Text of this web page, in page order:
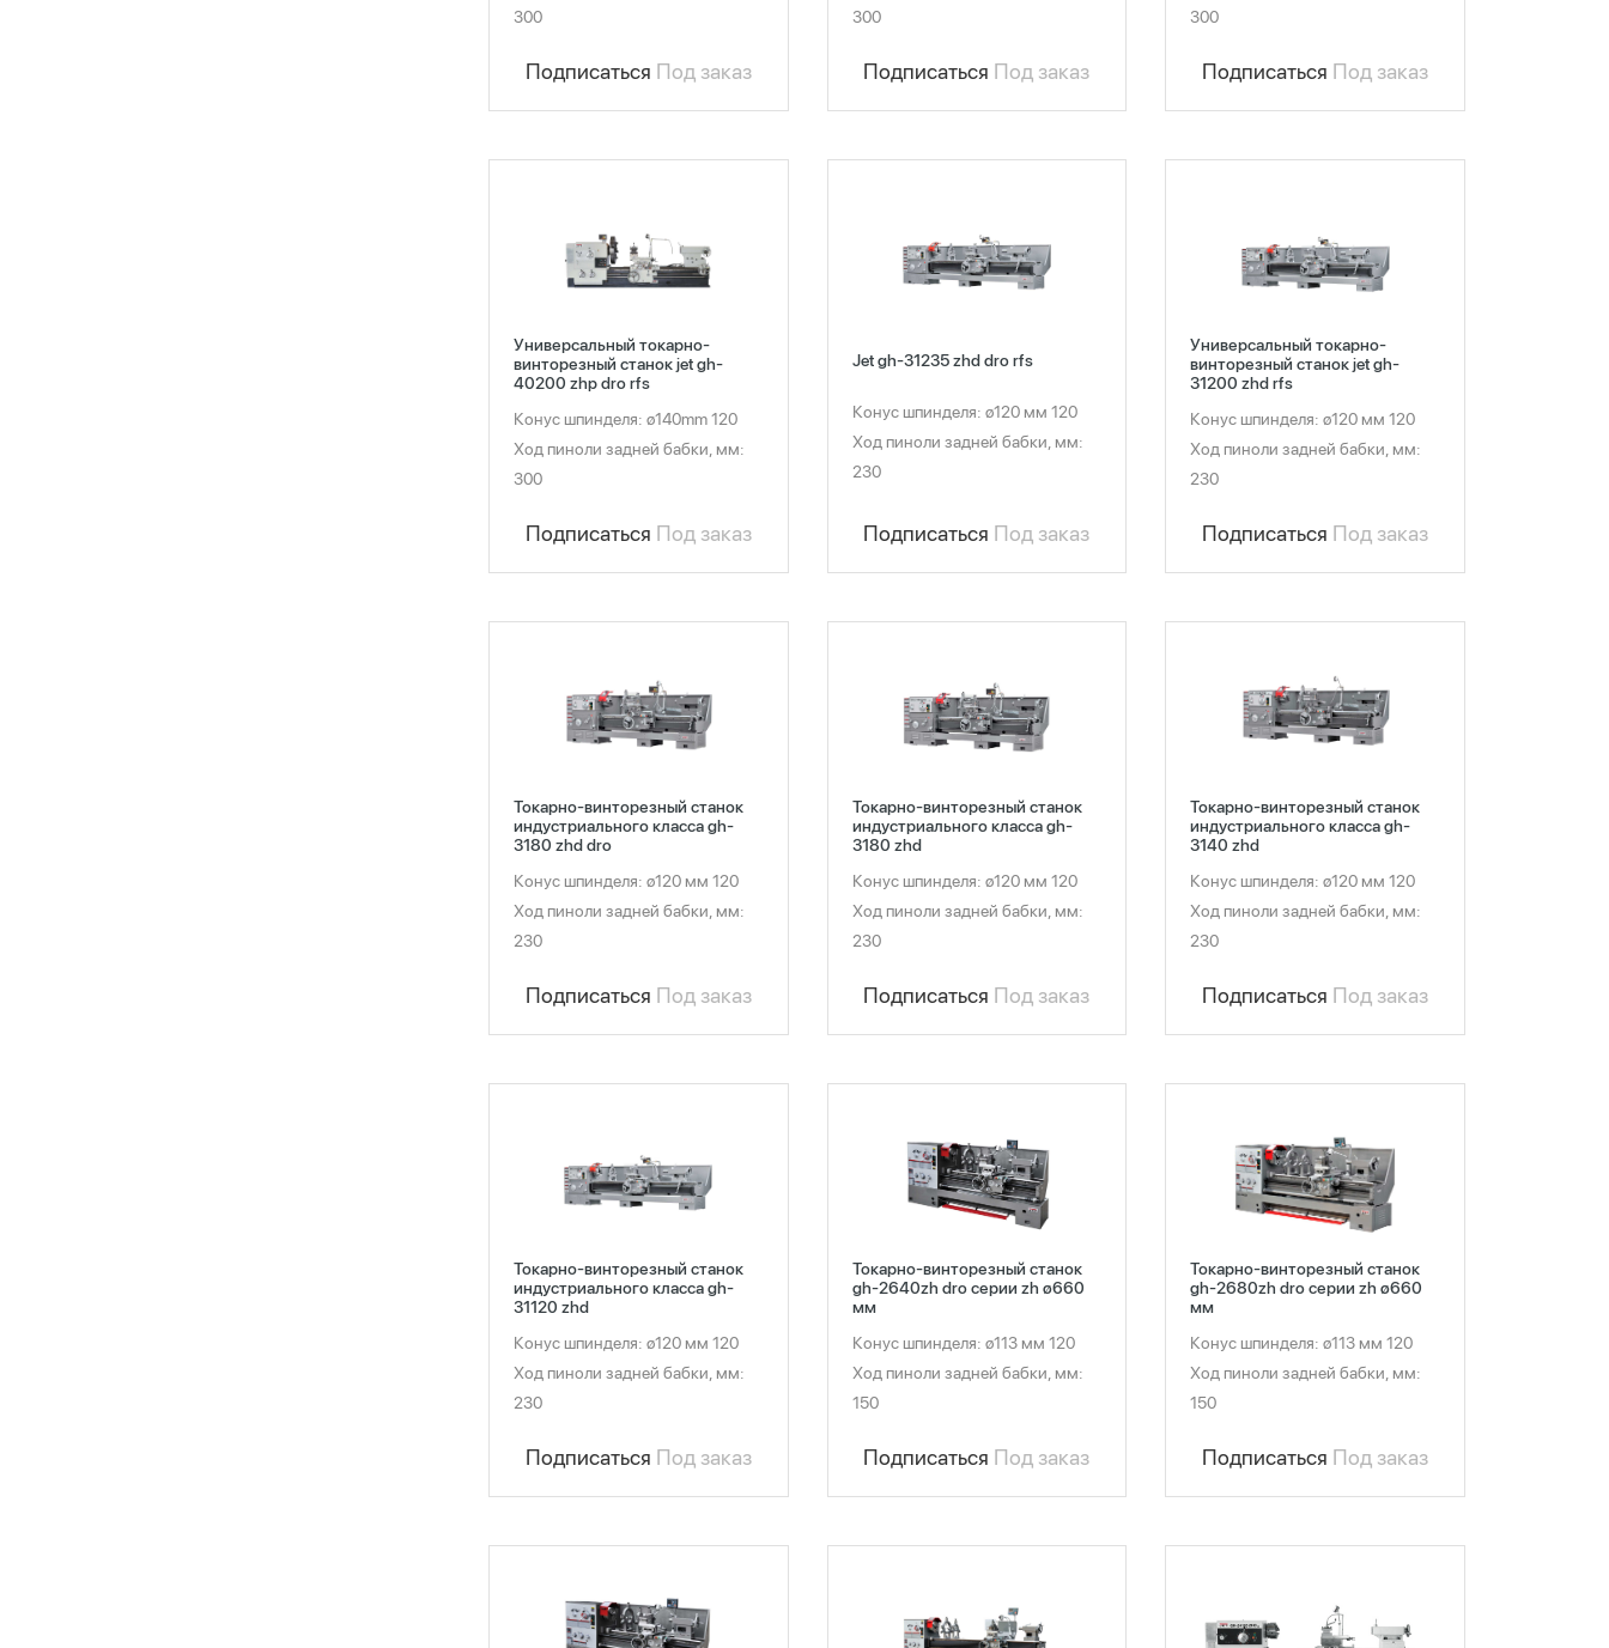
300
Подписаться Под заказ
300
Подписаться Под заказ
300
Подписаться Под заказ
Универсальный токарно-
винторезный станок jet gh-
40200 zhp dro rfs
Конус шпинделя: ø140mm 120
Ход пиноли задней бабки, мм:
300
Подписаться Под заказ
Jet gh-31235 zhd dro rfs
Конус шпинделя: ø120 мм 120
Ход пиноли задней бабки, мм:
230
Подписаться Под заказ
Универсальный токарно-
винторезный станок jet gh-
31200 zhd rfs
Конус шпинделя: ø120 мм 120
Ход пиноли задней бабки, мм:
230
Подписаться Под заказ
Токарно-винторезный станок
индустриального класса gh-
3180 zhd dro
Конус шпинделя: ø120 мм 120
Ход пиноли задней бабки, мм:
230
Подписаться Под заказ
Токарно-винторезный станок
индустриального класса gh-
3180 zhd
Конус шпинделя: ø120 мм 120
Ход пиноли задней бабки, мм:
230
Подписаться Под заказ
Токарно-винторезный станок
индустриального класса gh-
3140 zhd
Конус шпинделя: ø120 мм 120
Ход пиноли задней бабки, мм:
230
Подписаться Под заказ
Токарно-винторезный станок
индустриального класса gh-
31120 zhd
Конус шпинделя: ø120 мм 120
Ход пиноли задней бабки, мм:
230
Подписаться Под заказ
Токарно-винторезный станок
gh-2640zh dro серии zh ø660
мм
Конус шпинделя: ø113 мм 120
Ход пиноли задней бабки, мм:
150
Подписаться Под заказ
Токарно-винторезный станок
gh-2680zh dro серии zh ø660
мм
Конус шпинделя: ø113 мм 120
Ход пиноли задней бабки, мм:
150
Подписаться Под заказ